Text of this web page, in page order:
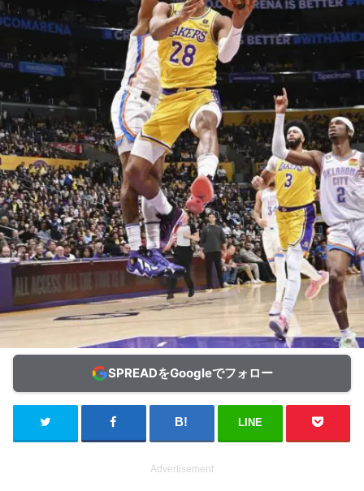
SPREADをGoogleでフォロー
LINE
Advertisement